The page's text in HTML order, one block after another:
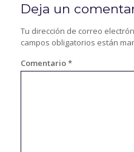
Deja un
Tu dirección de correo
campos obligatorios están
Comentario*